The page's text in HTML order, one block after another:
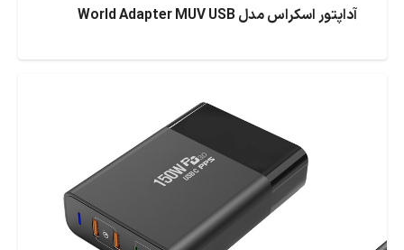
آداپتور اسکراس مدل World Adapter MUV USB